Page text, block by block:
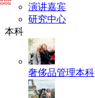
演讲嘉宾
研究中心
本科
奢侈品管理本科